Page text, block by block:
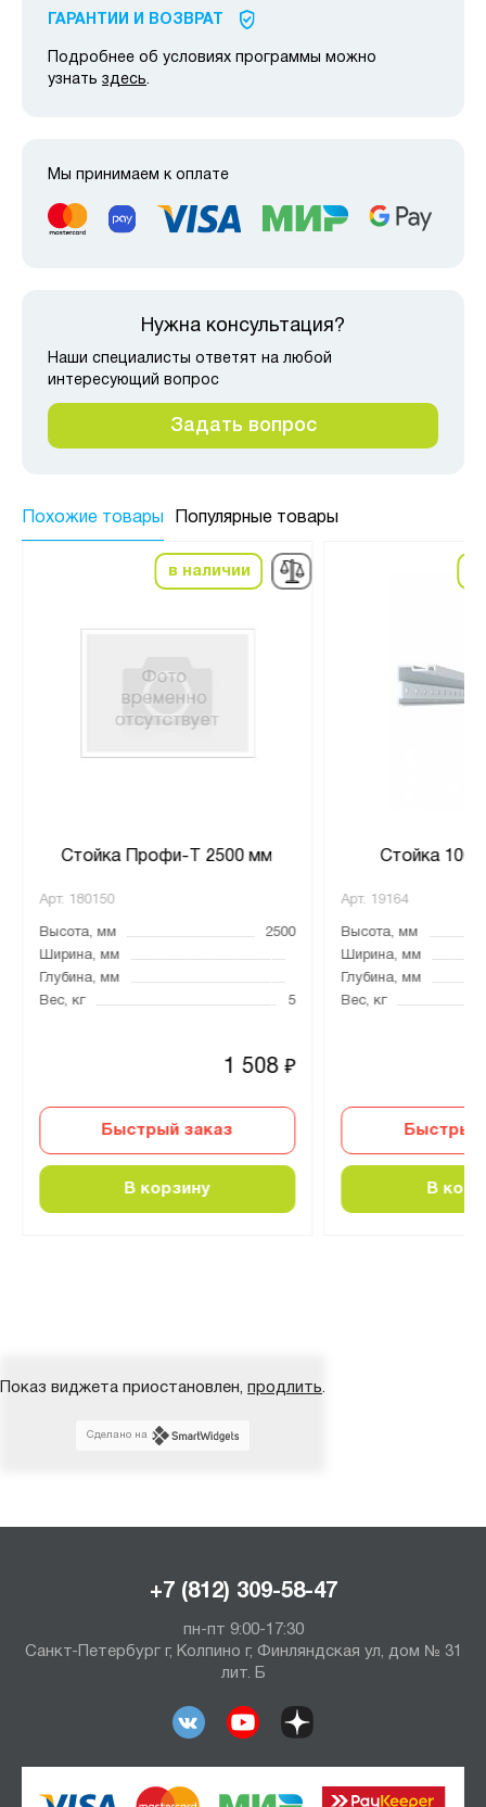
ГАРАНТИИ И ВОЗВРАТ
Подробнее об условиях программы можно
узнать здесь.
Мы принимаем к оплате
Нужна консультация?
Наши специалисты ответят на любой
интересующий вопрос
Задать вопрос
Похожие товары Популярные товары
в наличии
Стойка Профи-Т 2500 мм
Арт. 180150
Высота, мм
2500
Ширина, мм
Глубина, мм
Вес, кг
5
1 508₽
Быстрый заказ
В корзину
Стойка
Арт. 19164
Высота, мм
Ширина, мм
Глубина, мм
Вес, кг
Быстрый
В
Показ виджета приостановлен, продлить.
Сделано на
+7 (812) 309-58-47
пн-пт 9:00-17:30
Санкт-Петербург г, Колпино г, Финляндская ул, дом № 31
лит. Б